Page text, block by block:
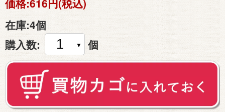
在庫:4個
購入数:
個